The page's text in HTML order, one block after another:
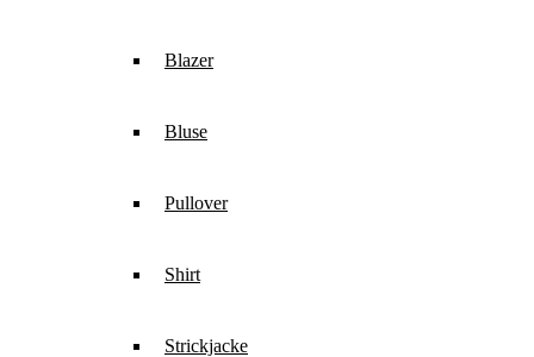
Blazer
Bluse
Pullover
Shirt
Strickjacke